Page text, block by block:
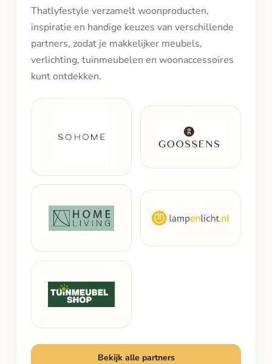
Thatlyfestyle verzamelt woonproducten,
inspiratie en handige keuzes van verschillende
partners, zodat je makkelijker meubels,
verlichting, tuinmeubelen en woonaccessoires
kunt ontdekken.
Bekijk alle partners